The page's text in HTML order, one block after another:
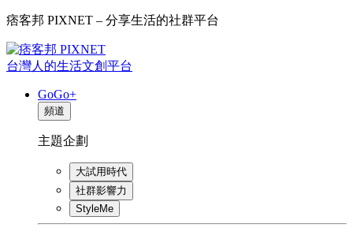
痞客邦 PIXNET – 分享生活的社群平台
台灣人的生活文創平台
GoGo+
頻道
主題企劃
大試用時代
社群影響力
StyleMe